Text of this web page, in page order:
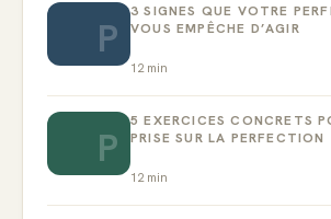
P
3 SIGNES QUE VOTRE
VOUS EMPÊCHE D’AGIR
12 min
P
5 EXERCICES CONCRETS
PRISE SUR LA PERFECTION
12 min